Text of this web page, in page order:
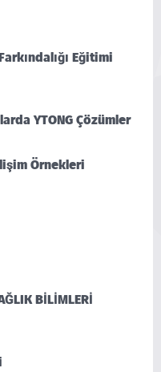
Eğitimi
YTONG Çözümler
Örnekleri
BİLİMLERİ